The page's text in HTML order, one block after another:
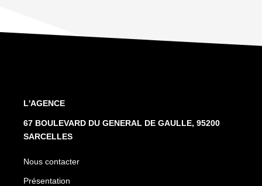
L'AGENCE
67 BOULEVARD DU GENERAL DE GAULLE, 95200
SARCELLES
Nous contacter
Présentation